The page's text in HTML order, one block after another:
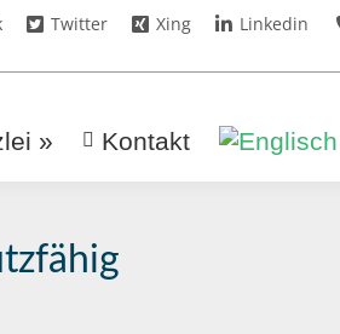
Twitter Xing Linkedin
» Kontakt